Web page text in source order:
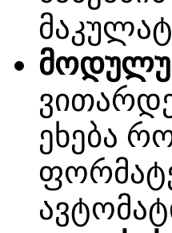
ეხება